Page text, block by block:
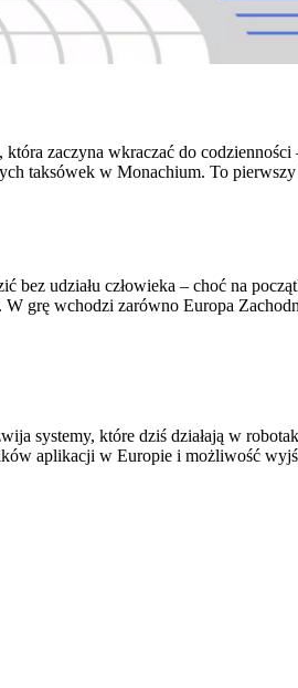
zaczyna wkraczać do
taksówek w Monachium. To
udziału człowieka – choć na
grę wchodzi zarówno Europa
systemy, które dziś działają w
aplikacji w Europie i możliwość